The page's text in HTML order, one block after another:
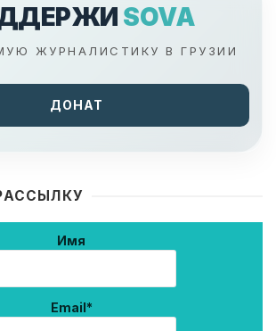
SOVA
ЖУРНАЛИСТИКУ В ГРУЗИИ
ДОНАТ
Имя
Email*